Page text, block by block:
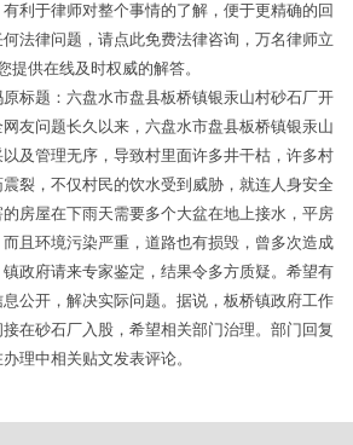
利于律师对整个事情的了解，便于更精确的回
法律问题，请点此免费法律咨询，万名律师立
提供在线及时权威的解答。
标题：六盘水市盘县板桥镇银汞山村砂石厂开
友问题长久以来，六盘水市盘县板桥镇银汞山
及管理无序，导致村里面许多井干枯，许多村
裂，不仅村民的饮水受到威胁，就连人身安全
房屋在下雨天需要多个大盆在地上接水，平房
且环境污染严重，道路也有损毁，曾多次造成
政府请来专家鉴定，结果令多方质疑。希望有
公开，解决实际问题。据说，板桥镇政府工作
在砂石厂入股，希望相关部门治理。部门回复
理中相关贴文发表评论。